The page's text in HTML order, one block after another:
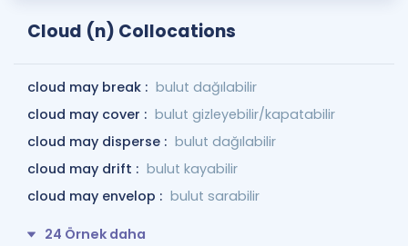
Cloud (n) Collocations
cloud may break : bulut dağılabilir
cloud may cover : bulut gizleyebilir/kapatabilir
cloud may disperse : bulut dağılabilir
cloud may drift : bulut kayabilir
cloud may envelop : bulut sarabilir
24 Örnek daha